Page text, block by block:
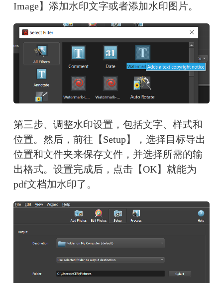
Image】添加水印文字或者添加水印图片。
第三步、调整水印设置，包括文字、样式和
位置。然后，前往【Setup】，选择目标导出
位置和文件夹来保存文件，并选择所需的输
出格式。设置完成后，点击【OK】就能为
pdf文档加水印了。